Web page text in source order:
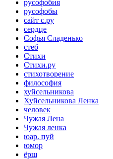
русофобия
русофобы
сайт с.ру
сердце
Софья Сладенько
стеб
Стихи
Стихи.ру
стихотворение
философия
хуйсельникова
Хуйсельникова Ленка
человек
Чужая Лена
Чужая ленка
юар. пуй
юмор
ёрш